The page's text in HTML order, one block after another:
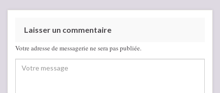
Laisser un commentaire
Votre adresse de messagerie ne sera pas publiée.